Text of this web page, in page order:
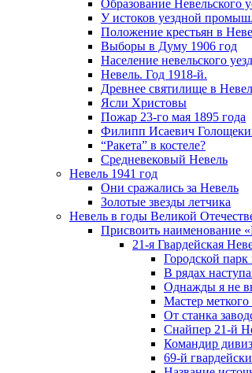
Образование Невельского
У истоков уездной
Положение крестьян в
Выборы в Думу 1906 год
Население невельского
Невель. Год 1918-й.
Древнее святилище в
Ясли Христовы
Пожар 23-го мая 1895 года
Филипп Исаевич
“Ракета” в костеле?
Средневековый Невель
Невель 1941 год
Они сражались за Невель
Золотые звезды летчика
Невель в годы Великой
Присвоить
21-я Гвардейская
Городской
В рядах
Однажды я не
Мастер меткого
От станка
Снайпер 21-й
Командир
69-й